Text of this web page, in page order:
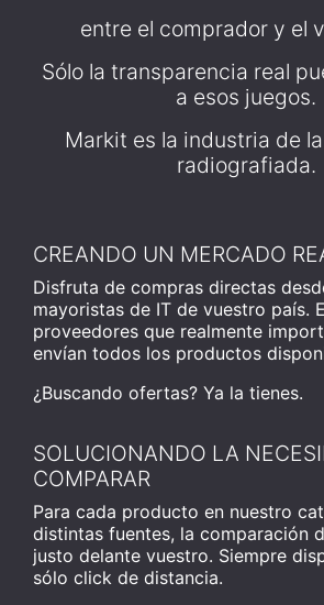
entre el comprador y el
Sólo la transparencia real
a esos juegos.
Markit es la industria de
radiografiada.
CREANDO UN MERCADO
Disfruta de compras directas
mayoristas de IT de vuestro país.
proveedores que realmente
envían todos los productos
¿Buscando ofertas? Ya la tienes.
SOLUCIONANDO LA
COMPARAR
Para cada producto en nuestro
distintas fuentes, la comparación
justo delante vuestro. Siempre
sólo click de distancia.